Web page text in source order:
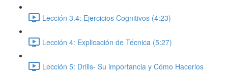
Lección 3.4: Ejercicios Cognitivos (4:23)
Lección 4: Explicación de Técnica (5:27)
Lección 5: Drills- Su importancia y Cómo Hacerlos